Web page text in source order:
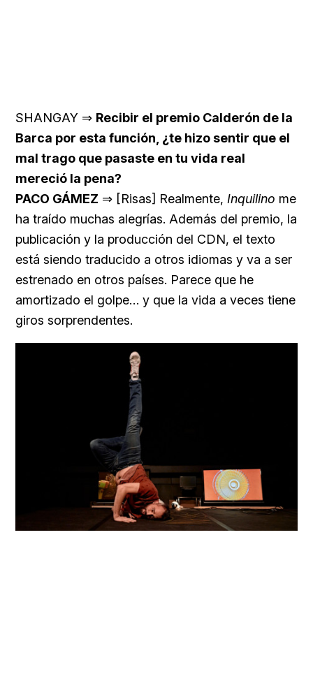
SHANGAY ⇒ Recibir el premio Calderón de la
Barca por esta función, ¿te hizo sentir que el
mal trago que pasaste en tu vida real
mereció la pena?
PACO GÁMEZ ⇒ [Risas] Realmente, Inquilino me
ha traído muchas alegrías. Además del premio, la
publicación y la producción del CDN, el texto
está siendo traducido a otros idiomas y va a ser
estrenado en otros países. Parece que he
amortizado el golpe… y que la vida a veces tiene
giros sorprendentes.